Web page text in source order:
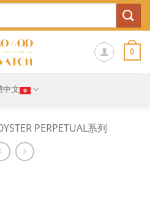
0
中文
PERPETUAL系列